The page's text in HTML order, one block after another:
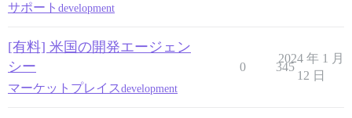
サポート development
[有料] 米国の開発エージェン
シー
マーケットプレイス development
0 345
2024 年 1 月
12 日